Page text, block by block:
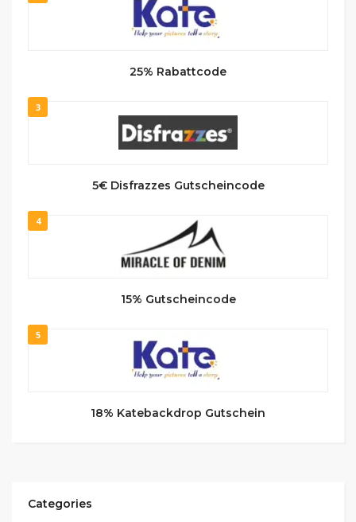
25% Rabattcode
3
5€ Disfrazzes Gutscheincode
4
15% Gutscheincode
5
18% Katebackdrop Gutschein
Categories